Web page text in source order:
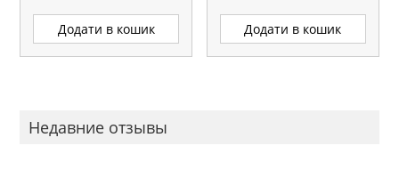
Додати в кошик Додати в кошик
Недавние отзывы